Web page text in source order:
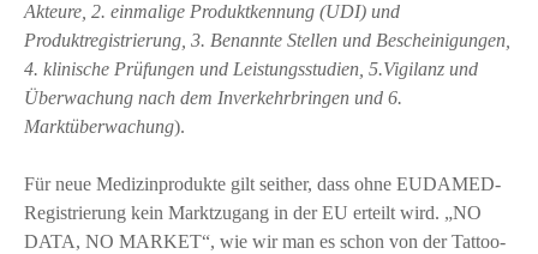
Akteure, 2. einmalige Produktkennung (UDI) und
Produktregistrierung, 3. Benannte Stellen und Bescheinigungen,
4. klinische Prüfungen und Leistungsstudien, 5.Vigilanz und
Überwachung nach dem Inverkehrbringen und 6.
Marktüberwachung).
Für neue Medizinprodukte gilt seither, dass ohne EUDAMED-
Registrierung kein Marktzugang in der EU erteilt wird. „NO
DATA, NO MARKET“, wie wir man es schon von der Tattoo-